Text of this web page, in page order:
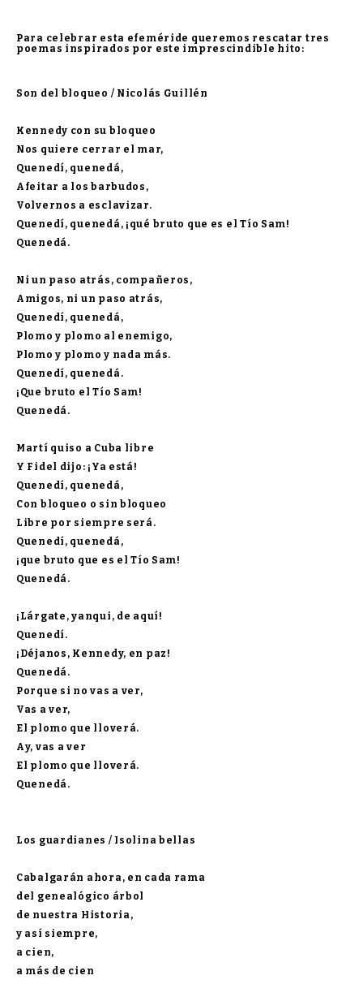
Para celebrar esta efeméride queremos rescatar tres
poemas inspirados por este imprescindible hito:
Son del bloqueo / Nicolás Guillén
Kennedy con su bloqueo
Nos quiere cerrar el mar,
Quenedí, quenedá,
Afeitar a los barbudos,
Volvernos a esclavizar.
Quenedí, quenedá, ¡qué bruto que es el Tío Sam!
Quenedá.
Ni un paso atrás, compañeros,
Amigos, ni un paso atrás,
Quenedí, quenedá,
Plomo y plomo al enemigo,
Plomo y plomo y nada más.
Quenedí, quenedá.
¡Que bruto el Tío Sam!
Quenedá.
Martí quiso a Cuba libre
Y Fidel dijo: ¡Ya está!
Quenedí, quenedá,
Con bloqueo o sin bloqueo
Libre por siempre será.
Quenedí, quenedá,
¡que bruto que es el Tío Sam!
Quenedá.
¡Lárgate, yanqui, de aquí!
Quenedí.
¡Déjanos, Kennedy, en paz!
Quenedá.
Porque si no vas a ver,
Vas a ver,
El plomo que lloverá.
Ay, vas a ver
El plomo que lloverá.
Quenedá.
Los guardianes / Isolina bellas
Cabalgarán ahora, en cada rama
del genealógico árbol
de nuestra Historia,
y así siempre,
a cien,
a más de cien